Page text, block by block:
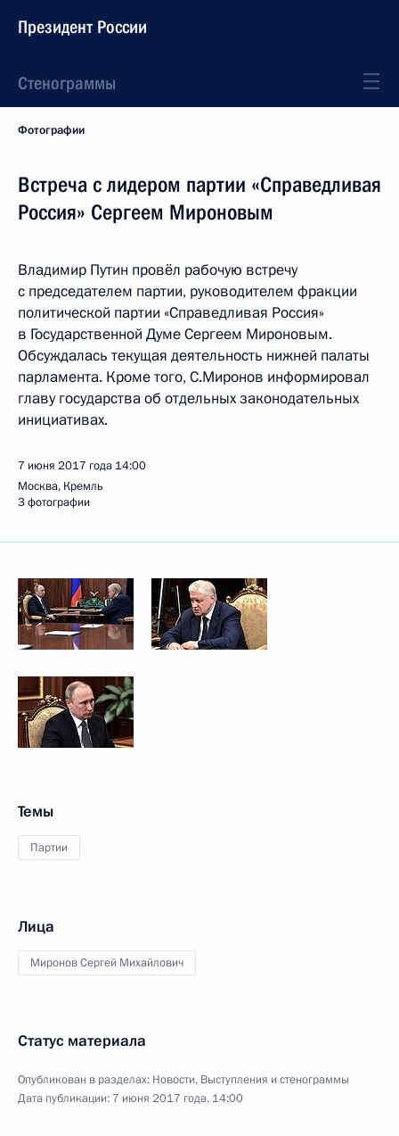
Президент России
Стенограммы
Фотографии
Встреча с лидером партии «Справедливая
Россия» Сергеем Мироновым
Владимир Путин провёл рабочую встречу
с председателем партии, руководителем фракции
политической партии «Справедливая Россия»
в Государственной Думе Сергеем Мироновым.
Обсуждалась текущая деятельность нижней палаты
парламента. Кроме того, С.Миронов информировал
главу государства об отдельных законодательных
инициативах.
7 июня 2017 года 14:00
Москва, Кремль
3 фотографии
Темы
Партии
Лица
Миронов Сергей Михайлович
Статус материала
Опубликован в разделах: Новости, Выступления и стенограммы
Дата публикации: 7 июня 2017 года, 14:00